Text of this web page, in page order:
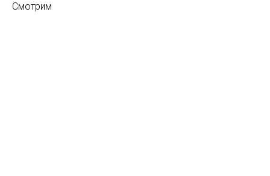
Смотрим